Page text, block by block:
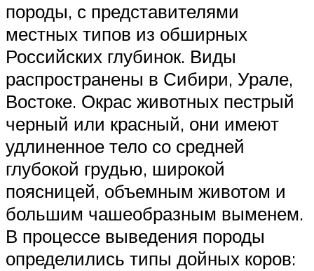
породы, с представителями
местных типов из обширных
Российских глубинок. Виды
распространены в Сибири, Урале,
Востоке. Окрас животных пестрый
черный или красный, они имеют
удлиненное тело со средней
глубокой грудью, широкой
поясницей, объемным животом и
большим чашеобразным выменем.
В процессе выведения породы
определились типы дойных коров: